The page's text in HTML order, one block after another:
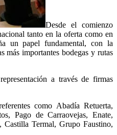
Desde el comienzo
tanto en la oferta como en
un papel fundamental, con la
más importantes bodegas y rutas
a través de firmas
como Abadía Retuerta,
Pago de Carraovejas, Enate,
Termal, Grupo Faustino,